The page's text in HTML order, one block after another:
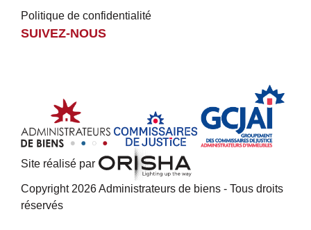
Politique de confidentialité
SUIVEZ-NOUS
Site réalisé par
Copyright 2026 Administrateurs de biens - Tous droits
réservés